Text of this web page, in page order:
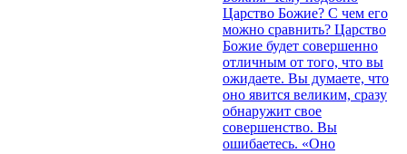
Царство Божие? С чем его
можно сравнить? Царство
Божие будет совершенно
отличным от того, что вы
ожидаете. Вы думаете, что
оно явится великим, сразу
обнаружит свое
совершенство. Вы
ошибаетесь. «Оно